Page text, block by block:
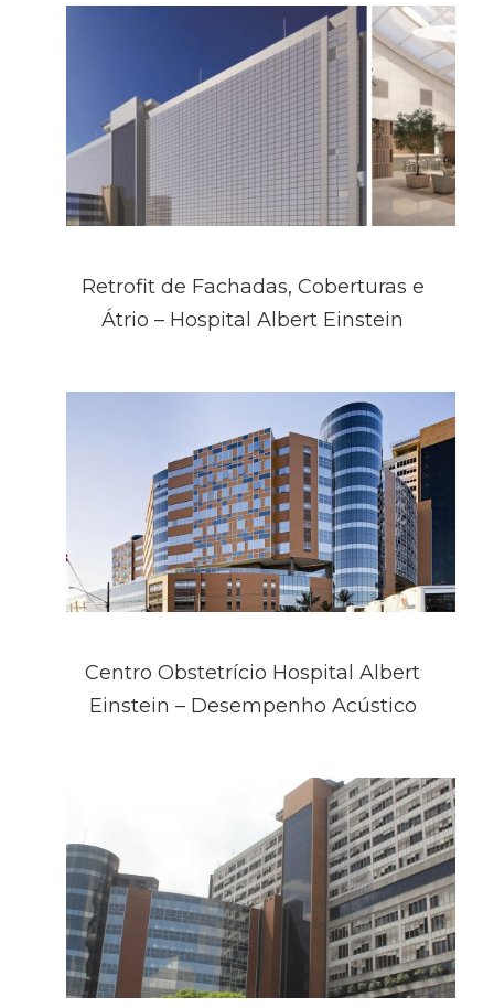
Retrofit de Fachadas, Coberturas e
Átrio – Hospital Albert Einstein
Centro Obstetrício Hospital Albert
Einstein – Desempenho Acústico